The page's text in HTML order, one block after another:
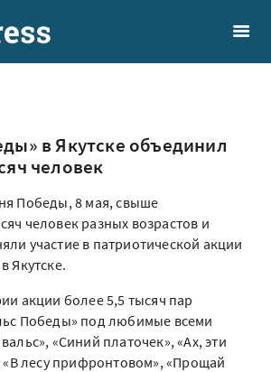
в Якутске объединил
человек
Победы, 8 мая, свыше
человек разных возрастов и
участие в патриотической акции
Якутске.
акции более 5,5 тысяч пар
Победы» под любимые всеми
«Синий платочек», «Ах, эти
«В лесу прифронтовом», «Прощай